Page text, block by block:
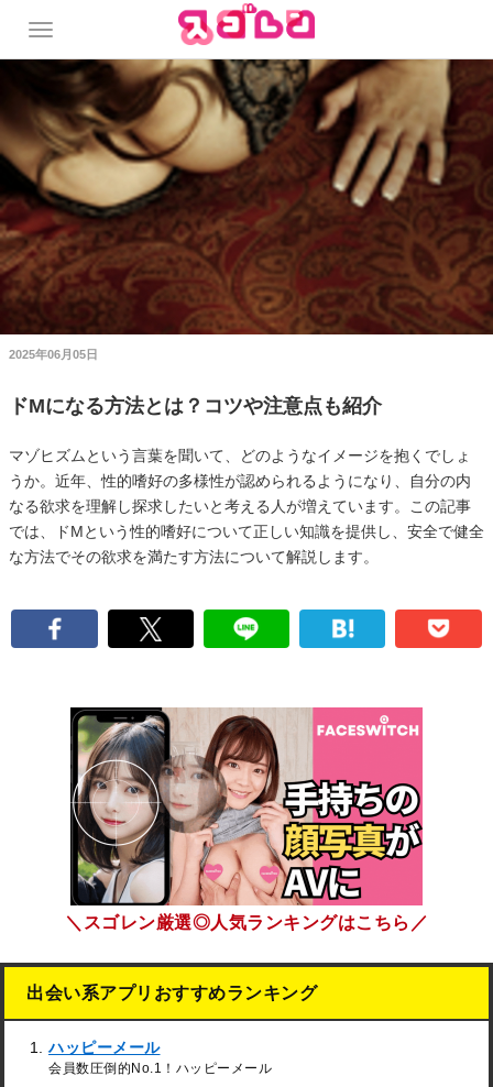
2025年06月05日
ドMになる方法とは？コツや注意点も紹介
マゾヒズムという言葉を聞いて、どのようなイメージを抱くでしょ
うか。近年、性的嗜好の多様性が認められるようになり、自分の内
なる欲求を理解し探求したいと考える人が増えています。この記事
では、ドMという性的嗜好について正しい知識を提供し、安全で健全
な方法でその欲求を満たす方法について解説します。
＼スゴレン厳選◎人気ランキングはこちら／
出会い系アプリおすすめランキング
ハッピーメール
会員数圧倒的No.1！ハッピーメール